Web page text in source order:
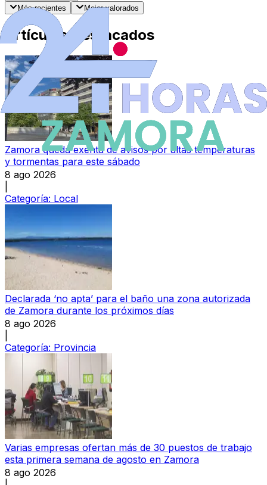
Más recientes
Mejor valorados
Artículos Destacados
Zamora queda exenta de avisos por altas temperaturas
y tormentas para este sábado
8 ago 2026
Categoría: Local
Declarada ‘no apta’ para el baño una zona autorizada
de Zamora durante los próximos días
8 ago 2026
Categoría: Provincia
Varias empresas ofertan más de 30 puestos de trabajo
esta primera semana de agosto en Zamora
8 ago 2026